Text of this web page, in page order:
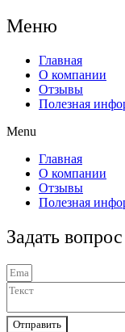
Меню
Главная
О компании
Отзывы
Полезная
Menu
Главная
О компании
Отзывы
Полезная
Задать вопрос
Отправить